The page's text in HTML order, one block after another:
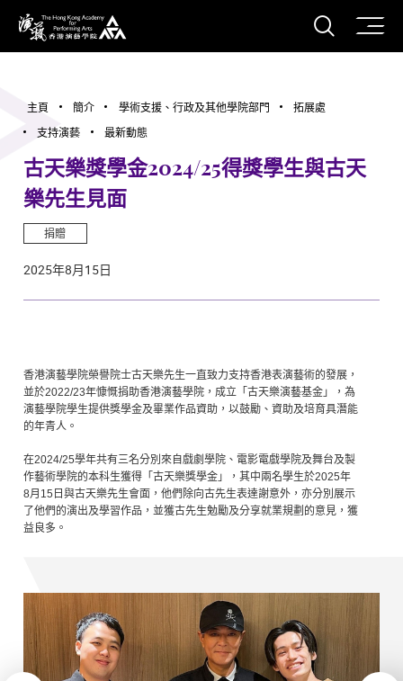
香港演藝學院
打開
主頁 簡介 學術支援、行政及其他學院部門
拓展處
支持演藝
最新動態
古天樂獎學金2024/25得獎學生與古天
樂先生見面
捐贈
2025年8月15日
香港演藝學院榮譽院士古天樂先生一直致力支持香港表演藝術的發展，
並於2022/23年慷慨捐助香港演藝學院，成立「古天樂演藝基金」，為
演藝學院學生提供獎學金及畢業作品資助，以鼓勵、資助及培育具潛能
的年青人。
在2024/25學年共有三名分別來自戲劇學院、電影電戲學院及舞台及製
作藝術學院的本科生獲得「古天樂獎學金」，其中兩名學生於2025年
8月 15 日與古天樂先生會面，他們除向古先生表達謝意外，亦分別展示
了他們的演出及學習作品，並獲古先生勉勵及分享就業規劃的意見，獲
益良多。